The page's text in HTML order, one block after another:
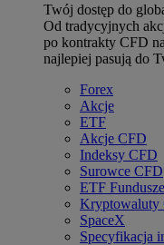
Twój dostęp do
Od tradycyjnych
po kontrakty CFD
najlepiej pasują do
Forex
Akcje
ETF
Akcje CFD
Indeksy CFD
Surowce CFD
ETF
Kryptowaluty
SpaceX
Specyfikacja